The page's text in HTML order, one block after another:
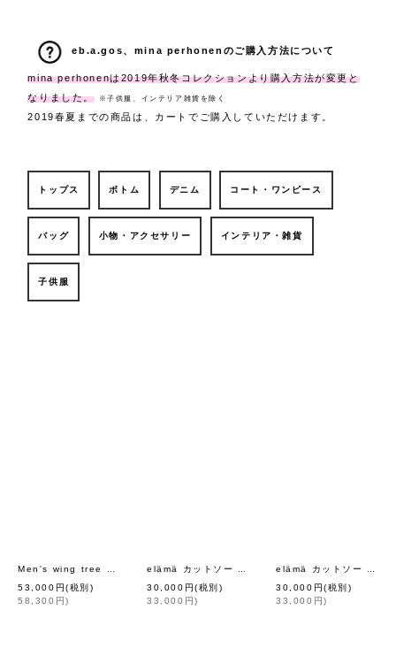
eb.a.gos、mina perhonenのご購入方法について
mina perhonenは2019年秋冬コレクションより購入方法が変更と
なりました。
※子供服、インテリア雑貨を除く
2019春夏までの商品は、カートでご購入していただけます。
トップス ボトム デニム コート・ワンピース
バッグ 小物・アクセサリー インテリア・雑貨
子供服
Men's wing tree シャツ (AEA1185H:GY) [ mina perhonen]
53,000 円(税別)
58,300 円)
elämä カットソー (AEA8113:GY) [mina
30,000 円(税別)
33,000 円)
elämä カットソー (AEA8113:BK)
30,000 円(税別)
33,000 円)